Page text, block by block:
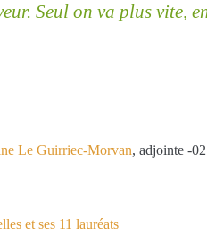
Seul on va plus vite,
Le Guirriec-Morvan, adjointe -0
et ses 11 lauréats